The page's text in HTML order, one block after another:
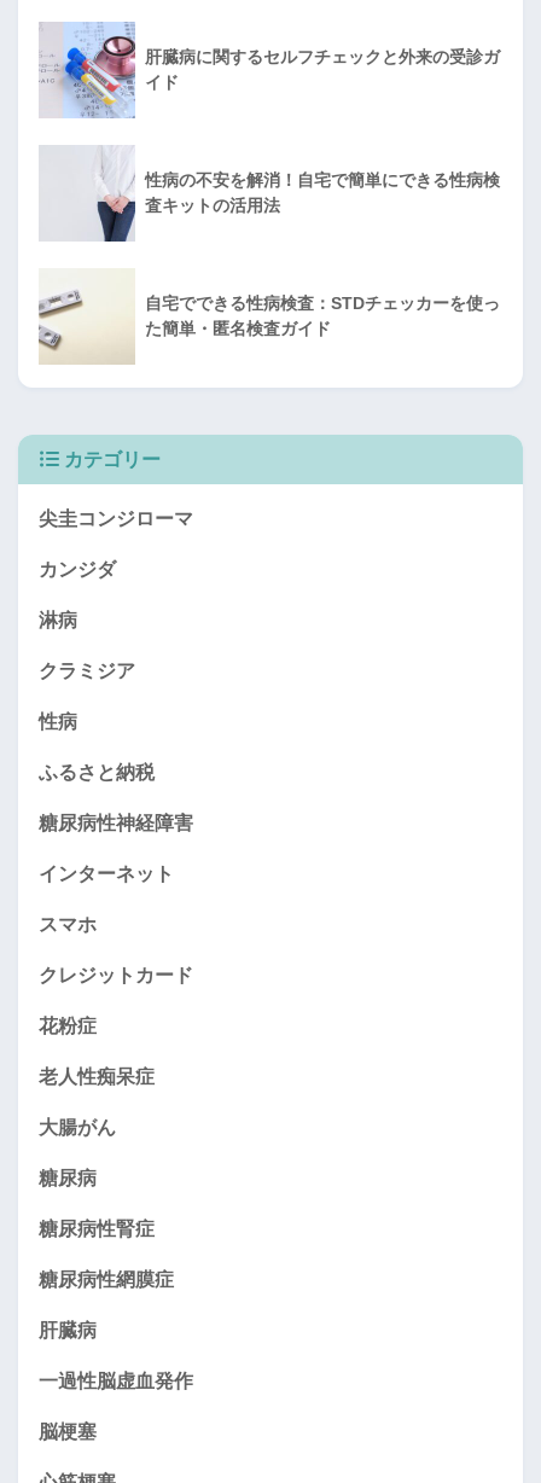
肝臓病に関するセルフチェックと外来の受診ガ
イド
性病の不安を解消！自宅で簡単にできる性病検
査キットの活用法
自宅でできる性病検査：STDチェッカーを使っ
た簡単・匿名検査ガイド
カテゴリー
尖圭コンジローマ
カンジダ
淋病
クラミジア
性病
ふるさと納税
糖尿病性神経障害
インターネット
スマホ
クレジットカード
花粉症
老人性痴呆症
大腸がん
糖尿病
糖尿病性腎症
糖尿病性網膜症
肝臓病
一過性脳虚血発作
脳梗塞